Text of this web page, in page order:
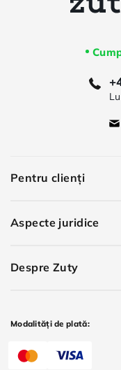
Pentru clienți
Aspecte juridice
Despre Zuty
Modalități de plată: